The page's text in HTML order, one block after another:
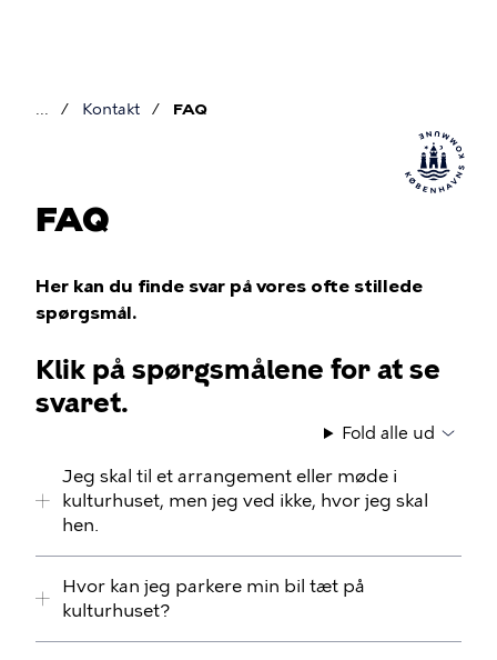
Kontakt FAQ
FAQ
Her kan du finde svar på vores ofte stillede
spørgsmål.
Klik på spørgsmålene for at se
svaret.
Fold alle ud
Jeg skal til et arrangement eller møde i
kulturhuset, men jeg ved ikke, hvor jeg skal
hen.
Hvor kan jeg parkere min bil tæt på
kulturhuset?